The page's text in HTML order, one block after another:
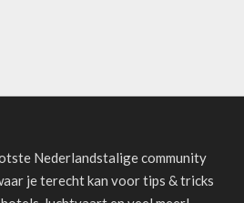
Nederlandstalige community
je terecht kan voor tips & tricks